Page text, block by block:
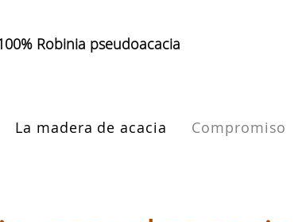
Robinia pseudoacacia
La madera de acacia Compromiso